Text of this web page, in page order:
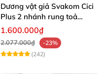
Dương vật giả Svakom Cici
Plus 2 nhánh rung toả
nhiệt, điều khiển app
1.600.000₫
2.077.000₫
-23%
(242)